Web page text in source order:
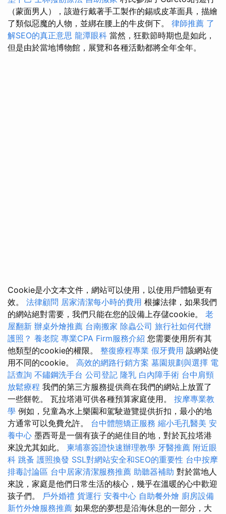
（蒙面男人），該遊行戴著手工製作的錫或皮革面具，描繪
了類似惡魔的人物，並綁在腰上的牛皮倒下。 律師推薦 了
解SEO的真正意思 龍潭眼科 當然，狂歡節時期也是如此，
但是由於當地博物館，展覽和各種活動都將全年全年。
Cookie是小文本文件，網站可以使用，以使用戶體驗更有
效。 法律顧問 居家清潔每小時的費用 根據法律，如果我們
的網站絕對需要，我們只能在您的設備上存儲cookie。 老
屋翻新 辦桌外燴推薦 台南搬家 除蟲公司 旅行社如何代辦
護照？ 養老院 專業CPA Firm服務介紹 您需要使用所有其
他類型的cookie的權限。 整復療程專業 假牙費用 該網站使
用不同的cookie。 高效的網路行銷方案 墓園規劃與選擇 電
話查詢 不鏽鋼洗手台 公司登記 隆乳 白內障手術 台中肩頸
放鬆療程 我們的第三方服務提供商在我們的網站上放置了
一些餅乾。 瓦拉塔港可供各種預算家庭使用。 按摩專業教
學 例如，兒童為水上樂園和駕駛遊覽提供折扣，最小的地
方通常可以免費允許。 台中體態矯正服務 縮小毛孔醫美 安
養中心 墨西哥是一個有孩子的絕佳目的地，對於瓦拉塔港
來說尤其如此。 柬埔寨簽證快速辦理教學 牙醫推薦 附近眼
科 跳蚤 護照換發 SSL對網站安全和SEO的重要性 台中按摩
排毒討論區 台中居家清潔服務推薦 助聽器補助 對於當地人
來說，家庭是他們日常生活的核心，幾乎在溫暖的心中歡迎
孩子們。 戶外婚禮 貨運行 安養中心 自助餐外燴 廚房設備
新竹外燴服務推薦 如果您的夢想是沿海休息的一部分，大